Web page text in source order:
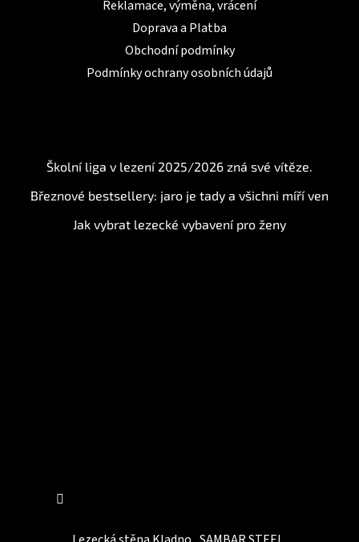
Reklamace, výměna, vrácení
Doprava a Platba
Obchodní podmínky
Podmínky ochrany osobních údajů
Školní liga v lezení 2025/2026 zná své vítěze.
Březnové bestsellery: jaro je tady a všichni míří ven
Jak vybrat lezecké vybavení pro ženy